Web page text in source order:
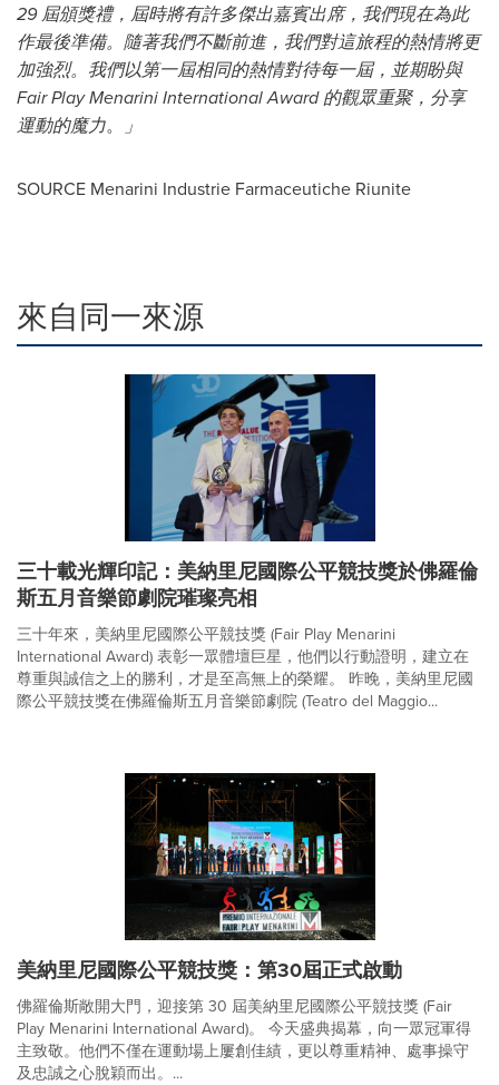
29 屆頒獎禮，屆時將有許多傑出嘉賓出席，我們現在為此
作最後準備。隨著我們不斷前進，我們對這旅程的熱情將更
加強烈。我們以第一屆相同的熱情對待每一屆，並期盼與
Fair Play Menarini International Award 的觀眾重聚，分享
運動的魔力。 」
SOURCE Menarini Industrie Farmaceutiche Riunite
來自同一來源
三十載光輝印記：美納里尼國際公平競技獎於佛羅倫
斯五月音樂節劇院璀璨亮相
三十年來，美納里尼國際公平競技獎 (Fair Play Menarini
International Award) 表彰一眾體壇巨星，他們以行動證明，建立在
尊重與誠信之上的勝利，才是至高無上的榮耀。 昨晚，美納里尼國
際公平競技獎在佛羅倫斯五月音樂節劇院 (Teatro del Maggio...
美納里尼國際公平競技獎：第30屆正式啟動
佛羅倫斯敞開大門，迎接第 30 屆美納里尼國際公平競技獎 (Fair
Play Menarini International Award)。 今天盛典揭幕，向一眾冠軍得
主致敬。他們不僅在運動場上屢創佳績，更以尊重精神、處事操守
及忠誠之心脫穎而出。...